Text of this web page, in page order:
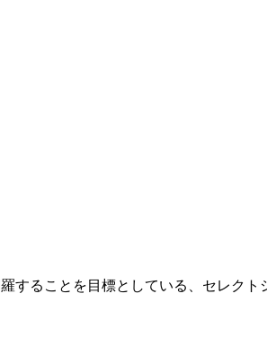
ることを目標としている、セレク